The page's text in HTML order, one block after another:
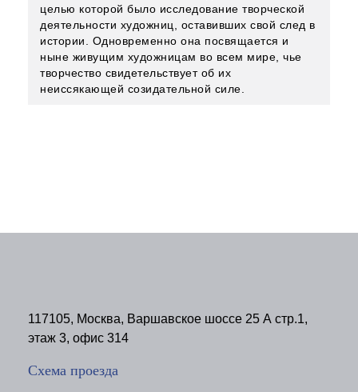
целью которой было исследование творческой
деятельности художниц, оставивших свой след в
истории. Одновременно она посвящается и
ныне живущим художницам во всем мире, чье
творчество свидетельствует об их
неиссякающей созидательной силе.
117105, Москва, Варшавское шоссе 25 А стр.1,
этаж 3, офис 314
Схема проезда